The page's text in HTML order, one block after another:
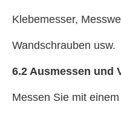
Klebemesser,
Wandschrauben usw.
6.2 Ausmessen und
Messen Sie mit